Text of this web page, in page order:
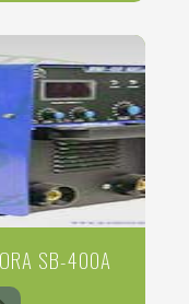
SB-400A